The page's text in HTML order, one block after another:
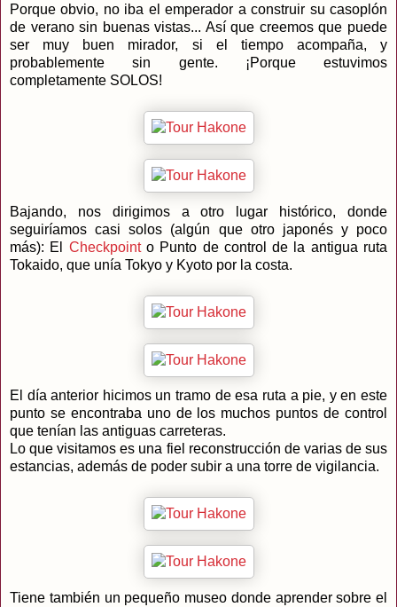
Porque obvio, no iba el emperador a construir su casoplón
de verano sin buenas vistas... Así que creemos que puede
ser muy buen mirador, si el tiempo acompaña, y
probablemente sin gente. ¡Porque estuvimos
completamente SOLOS!
Bajando, nos dirigimos a otro lugar histórico, donde
seguiríamos casi solos (algún que otro japonés y poco
más): El Checkpointo Punto de control de la antigua ruta
Tokaido, que unía Tokyo y Kyoto por la costa.
El día anterior hicimos un tramo de esa ruta a pie, y en este
punto se encontraba uno de los muchos puntos de control
que tenían las antiguas carreteras.
Lo que visitamos es una fiel reconstrucción de varias de sus
estancias, además de poder subir a una torre de vigilancia.
Tiene también un pequeño museo donde aprender sobre el